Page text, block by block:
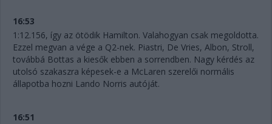
16:53
1:12.156, így az ötödik Hamilton. Valahogyan csak megoldotta.
Ezzel megvan a vége a Q2-nek. Piastri, De Vries, Albon, Stroll,
továbbá Bottas a kiesők ebben a sorrendben. Nagy kérdés az
utolsó szakaszra képesek-e a McLaren szerelői normális
állapotba hozni Lando Norris autóját.
16:51